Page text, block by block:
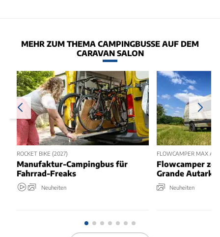
MEHR ZUM THEMA CAMPINGBUSSE AUF DEM
CARAVAN SALON
ROCKET BIKE (2027)
Manufaktur-Campingbus für
Fahrrad-Freaks
Neuheiten
FLOWCAMPER MAX
Flowcamper
Grande Autark
Neuheiten